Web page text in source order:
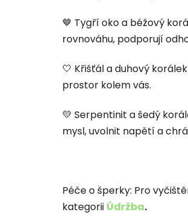
🤎 Tygří oko a béžový
rovnováhu, podporují
🤍 Křišťál a duhový
prostor kolem vás.
💛 Serpentinit a šedý
mysl, uvolnit napětí a
Péče o šperky: Pro
kategorii Údržba.